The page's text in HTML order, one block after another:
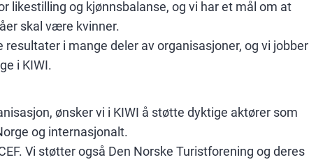
likestilling og kjønnsbalanse, og vi har et mål om at
skal være kvinner.
i mange deler av organisasjoner, og vi jobber
i KIWI.
ønsker vi i KIWI å støtte dyktige aktører som
og internasjonalt.
Vi støtter også Den Norske Turistforening og deres